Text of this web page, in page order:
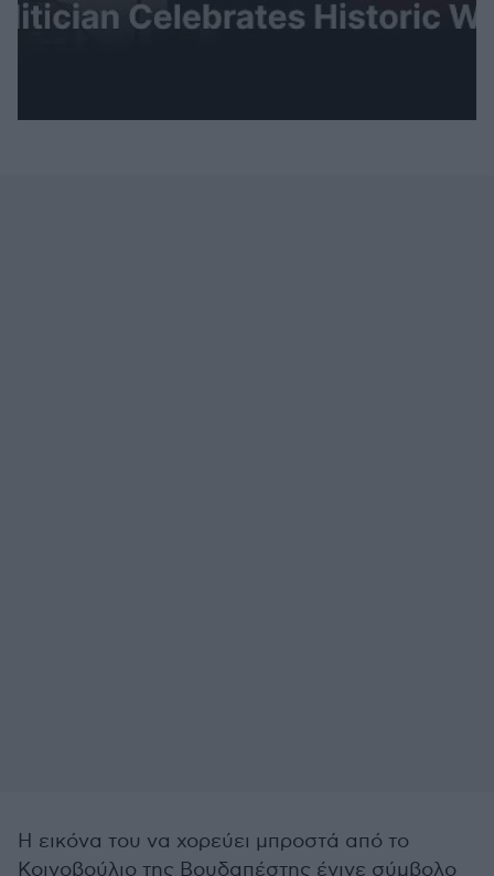
Η εικόνα του να χορεύει μπροστά από το
Κοινοβούλιο της Βουδαπέστης έγινε σύμβολο